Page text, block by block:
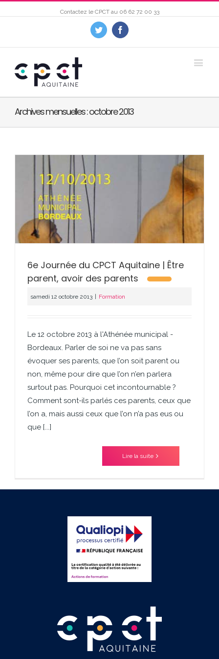
Contactez le CPCT au 06 62 72 00 33
Twitter Facebook
Archives mensuelles :octobre 2013
6e Journée du CPCT Aquitaine | Être
parent, avoir des parents
samedi 12 octobre 2013 | Formation
Le 12 octobre 2013 à l'Athénée municipal -
Bordeaux. Parler de soi ne va pas sans
évoquer ses parents, que l’on soit parent ou
non, même pour dire que l’on n’en parlera
surtout pas. Pourquoi cet incontournable ?
Comment sont-ils parlés ces parents, ceux que
l’on a, mais aussi ceux que l’on n’a pas eus ou
que [...]
Lire la suite